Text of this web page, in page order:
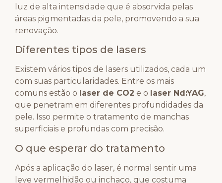
luz de alta intensidade que é absorvida pelas
áreas pigmentadas da pele, promovendo a sua
renovação.
Diferentes tipos de lasers
Existem vários tipos de lasers utilizados, cada um
com suas particularidades. Entre os mais
comuns estão o laser de CO2 e o laser Nd:YAG,
que penetram em diferentes profundidades da
pele. Isso permite o tratamento de manchas
superficiais e profundas com precisão.
O que esperar do tratamento
Após a aplicação do laser, é normal sentir uma
leve vermelhidão ou inchaço, que costuma